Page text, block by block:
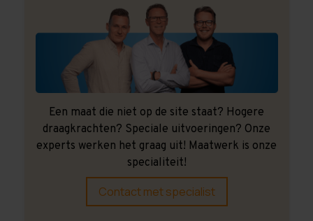
Een maat die niet op de site staat? Hogere
draagkrachten? Speciale uitvoeringen? Onze
experts werken het graag uit! Maatwerk is onze
specialiteit!
Contact met specialist